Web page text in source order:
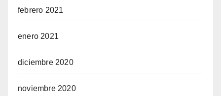
febrero 2021
enero 2021
diciembre 2020
noviembre 2020